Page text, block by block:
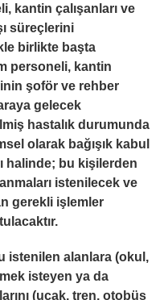
kantin çalışanları ve
süreçlerini
birlikte başta
personeli, kantin
şoför ve rehber
gelecek
hastalık durumunda
olarak bağışık kabul
halinde; bu kişilerden
istenilecek ve
gerekli işlemler
istenilen alanlara (okul,
isteyen ya da
(uçak, tren, otobüs